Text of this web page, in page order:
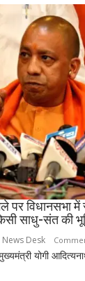
पर विधानसभा
साधु-संत की
News Desk
योगी